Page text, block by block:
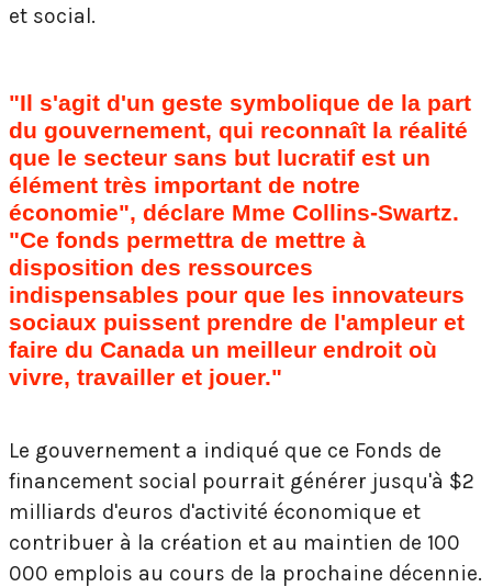
et social.
"Il s'agit d'un geste symbolique de la part
du gouvernement, qui reconnaît la réalité
que le secteur sans but lucratif est un
élément très important de notre
économie", déclare Mme Collins-Swartz.
"Ce fonds permettra de mettre à
disposition des ressources
indispensables pour que les innovateurs
sociaux puissent prendre de l'ampleur et
faire du Canada un meilleur endroit où
vivre, travailler et jouer."
Le gouvernement a indiqué que ce Fonds de
financement social pourrait générer jusqu'à $2
milliards d'euros d'activité économique et
contribuer à la création et au maintien de 100
000 emplois au cours de la prochaine décennie.